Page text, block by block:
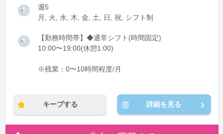
週5
月, 火, 水, 木, 金, 土, 日, 祝, シフト制
【勤務時間帯】◆通常シフト(時間固定)
10:00〜19:00(休憩1:00)
※残業：0〜10時間程度/月
キープする 詳細を見る